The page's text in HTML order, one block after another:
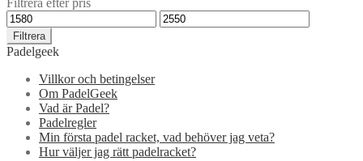
Filtrera
Padelgeek
Villkor och betingelser
Om PadelGeek
Vad är Padel?
Padelregler
Min första padel racket, vad behöver jag veta?
Hur väljer jag rätt padelracket?